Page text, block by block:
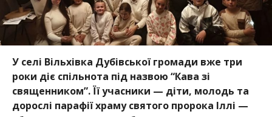
У селі Вільхівка Дубівської громади вже три
роки діє спільнота під назвою “Кава зі
священником”. Її учасники — діти, молодь та
дорослі парафії храму святого пророка Іллі —